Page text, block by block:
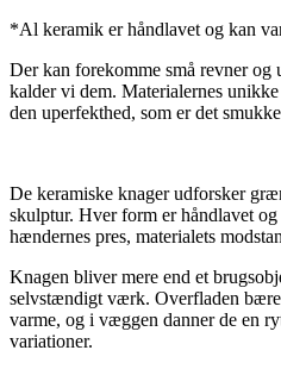
*Al keramik er håndlavet og kan
Der kan forekomme små revner og
kalder vi dem. Materialernes
den uperfekthed, som er det
De keramiske knager udforsker
skulptur. Hver form er håndlavet
hændernes pres, materialets
Knagen bliver mere end et
selvstændigt værk. Overfladen
varme, og i væggen danner de en
variationer.